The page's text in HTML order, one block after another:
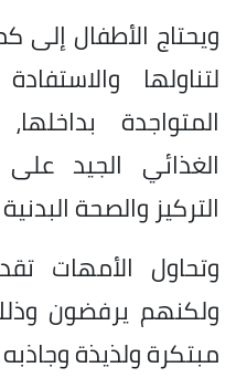
ويحتاج الأطفال إلى
لتناولها
المتواجدة
الغذائي الجيد
التركيز والصحة
وتحاول الأمهات
ولكنهم يرفضون
مبتكرة ولذيذة